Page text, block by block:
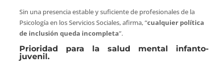
Sin una presencia estable y suficiente de profesionales de la
Psicología en los Servicios Sociales, afirma, “cualquier política
de inclusión queda incompleta”.
Prioridad para la salud mental infanto-
juvenil.